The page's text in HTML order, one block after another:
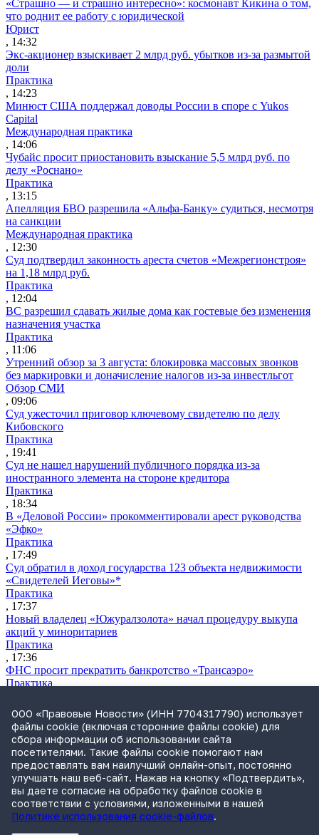
«Страшно — и страшно интересно»: космонавт Кикина о том,
что роднит ее работу с юридической
Юрист
, 14:32
Экс-акционер взыскивает 2 млрд руб. убытков из-за размытой
доли
Практика
, 14:23
Минюст США поддержал доводы России в споре с Yukos
Capital
Международная практика
, 14:06
Чубайс просит приостановить взыскание 5,5 млрд руб. по
делу «Роснано»
Практика
, 13:15
Апелляция БВО разрешила «Альфа-Банку» судиться, несмотря
на санкции
Международная практика
, 12:30
Суд подтвердил законность ареста счетов «Межрегионстроя»
на 1,18 млрд руб.
Практика
, 12:04
ВС разрешил сдавать жилые дома как гостевые без изменения
назначения участка
Практика
, 11:06
Утренний обзор за 3 августа: блокировка массовых звонков
без маркировки и доначисление налогов из-за инвестльгот
Обзор СМИ
, 09:06
Суд ужесточил приговор ключевому свидетелю по делу
Кибовского
Практика
, 19:41
Суд не нашел нарушений публичного порядка из-за
иностранного элемента на стороне кредитора
Практика
, 18:34
В «Деловой России» прокомментировали арест руководства
«Эфко»
Практика
, 17:49
Суд обратил в доход государства 123 объекта недвижимости
«Свидетелей Иеговы»*
Практика
, 17:37
Новый владелец «Южуралзолота» начал процедуру выкупа
акций у миноритариев
Практика
, 17:36
ФНС просит прекратить банкротство «Трансаэро»
Практика
Обвинение запросило для Лерчек условный срок и штраф в
1,2 млрд руб.
Практика
, 15:36
Суд подтвердил право фермера на выкуп арендуемого
сельхозучастка
Практика
, 15:49
ООО «Правовые Новости» (ИНН 7704317790) использует
файлы cookie (включая сторонние файлы cookie) для
сбора информации об использовании сайта
посетителями. Такие файлы cookie помогают нам
предоставлять вам наилучший онлайн-опыт, постоянно
улучшать наш веб-сайт. Нажав на кнопку «Подтвердить»,
вы даете согласие на обработку файлов cookie в
соответствии с условиями, изложенными в нашей
Политике использования cookie-файлов.